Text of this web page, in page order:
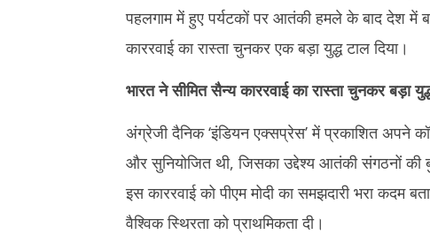
पी चिदंबरम ने ‘ऑपरेशन सिंदूर’ पर पीएम मोदी की
युद्ध नीति की तारीफ की, बोले – भारत का जवाब
बुद्धिमत्तापूर्ण व संतुलित
11,
अभिजीत दिपके ने
बोलती पब्लिक’, बोले
May
2025
पहलगाम में हुए पर्यटकों पर आतंकी हमले के बाद देश
काररवाई का रास्ता चुनकर एक बड़ा युद्ध टाल दिया।
भारत ने सीमित सैन्य काररवाई का रास्ता चुनकर बड़ा
अंग्रेजी दैनिक ‘इंडियन एक्सप्रेस’ में प्रकाशित अपने
और सुनियोजित थी, जिसका उद्देश्य आतंकी संगठनों की
इस काररवाई को पीएम मोदी का समझदारी भरा कदम
वैश्विक स्थिरता को प्राथमिकता दी।